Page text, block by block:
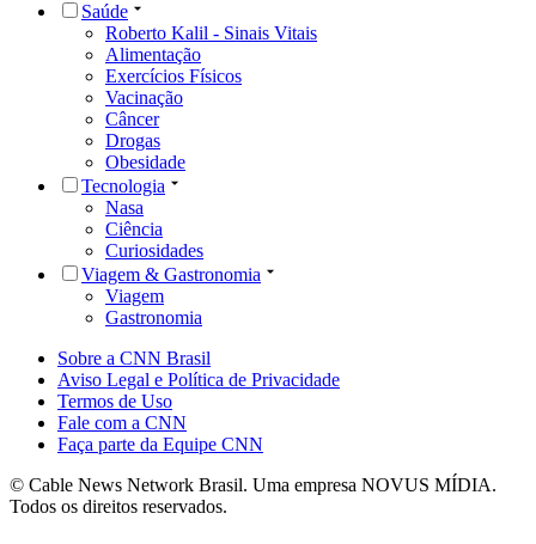
Saúde
Roberto Kalil - Sinais Vitais
Alimentação
Exercícios Físicos
Vacinação
Câncer
Drogas
Obesidade
Tecnologia
Nasa
Ciência
Curiosidades
Viagem & Gastronomia
Viagem
Gastronomia
Sobre a CNN Brasil
Aviso Legal e Política de Privacidade
Termos de Uso
Fale com a CNN
Faça parte da Equipe CNN
© Cable News Network Brasil. Uma empresa NOVUS MÍDIA.
Todos os direitos reservados.